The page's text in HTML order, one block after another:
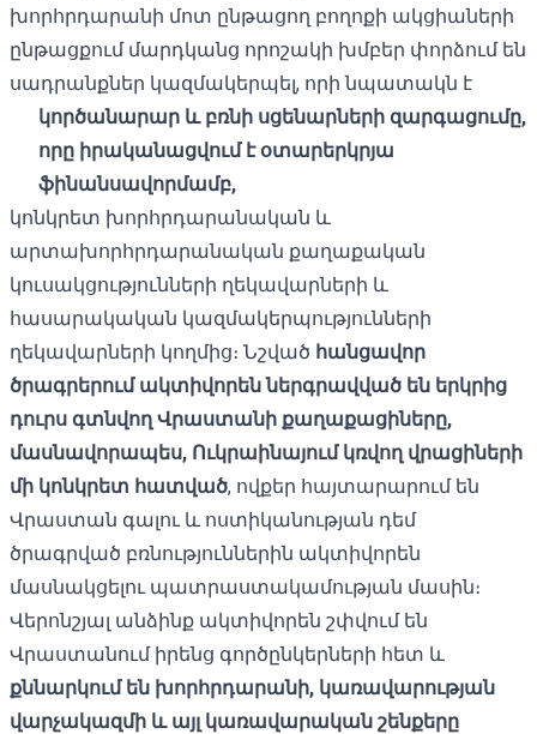
խորհրդարանի մոտ ընթացող բողոքի ակցիաների
ընթացքում մարդկանց որոշակի խմբեր փորձում են
սադրանքներ կազմակերպել, որի նպատակն է
կործանարար և բռնի սցենարների զարգացումը,
որը իրականացվում է օտարերկրյա
ֆինանսավորմամբ,
կոնկրետ խորհրդարանական և
արտախորհրդարանական քաղաքական
կուսակցությունների ղեկավարների և
հասարակական կազմակերպությունների
ղեկավարների կողմից։ Նշված հանցավոր
ծրագրերում ակտիվորեն ներգրավված են երկրից
դուրս գտնվող Վրաստանի քաղաքացիները,
մասնավորապես, Ուկրաինայում կռվող վրացիների
մի կոնկրետ հատված, ովքեր հայտարարում են
Վրաստան գալու և ոստիկանության դեմ
ծրագրված բռնություններին ակտիվորեն
մասնակցելու պատրաստակամության մասին։
Վերոնշյալ անձինք ակտիվորեն շփվում են
Վրաստանում իրենց գործընկերների հետ և
քննարկում են խորհրդարանի, կառավարության
վարչակազմի և այլ կառավարական շենքերը